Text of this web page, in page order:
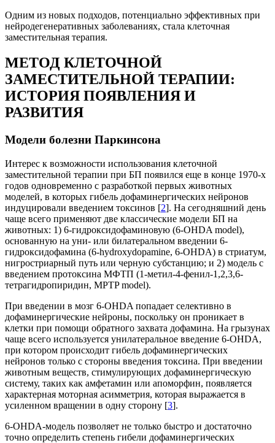
Одним из новых подходов, потенциально эффективных при
нейродегенеративных заболеваниях, стала клеточная
заместительная терапия.
МЕТОД КЛЕТОЧНОЙ
ЗАМЕСТИТЕЛЬНОЙ ТЕРАПИИ:
ИСТОРИЯ ПОЯВЛЕНИЯ И
РАЗВИТИЯ
Модели болезни Паркинсона
Интерес к возможности использования клеточной
заместительной терапии при БП появился еще в конце 1970-х
годов одновременно с разработкой первых животных
моделей, в которых гибель дофаминергических нейронов
индуцировали введением токсинов [2]. На сегодняшний день
чаще всего применяют две классические модели БП на
животных: 1) 6-гидроксидофаминовую (6-OHDA model),
основанную на уни- или билатеральном введении 6-
гидроксидофамина (6-hydroxydopamine, 6-OHDA) в стриатум,
нигростриарный путь или черную субстанцию; и 2) модель с
введением протоксина МФТП (1-метил-4-фенил-1,2,3,6-
тетрагидропиридин, MPTP model).
При введении в мозг 6-OHDA попадает селективно в
дофаминергические нейроны, поскольку он проникает в
клетки при помощи обратного захвата дофамина. На грызунах
чаще всего используется унилатеральное введение 6-OHDA,
при котором происходит гибель дофаминергических
нейронов только с стороны введения токсина. При введении
животным веществ, стимулирующих дофаминергическую
систему, таких как амфетамин или апоморфин, появляется
характерная моторная асимметрия, которая выражается в
усиленном вращении в одну сторону [3].
6-OHDA-модель позволяет не только быстро и достаточно
точно определить степень гибели дофаминергических